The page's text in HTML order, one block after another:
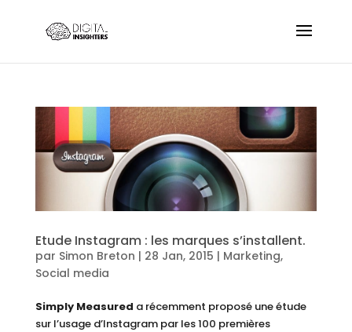
Etude Instagram : les marques s’installent.
par Simon Breton | 28 Jan, 2015 | Marketing,
Social media
Simply Measured a récemment proposé une étude
sur l’usage d’Instagram par les 100 premières